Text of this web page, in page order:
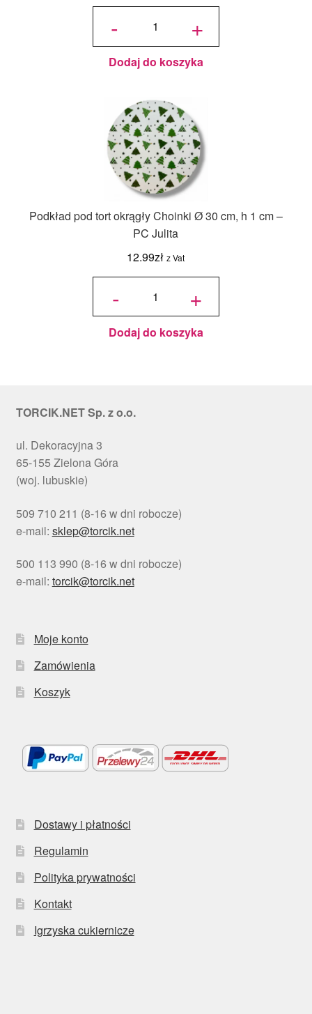
-
ilość Karton
36x36x45/30
cm Biały - 1
szt. +
Dodaj do koszyka
Podkład pod tort okrągły Choinki Ø 30 cm, h 1 cm –
PC Julita
12.99zł z Vat
-
ilość
okrągły
Choinki
Ø 30
cm, h 1
cm - PC
+
Dodaj do koszyka
TORCIK.NET Sp. z o.o.
ul. Dekoracyjna 3
65-155 Zielona Góra
(woj. lubuskie)
509 710 211 (8-16 w dni robocze)
e-mail: sklep@torcik.net
500 113 990 (8-16 w dni robocze)
e-mail: torcik@torcik.net
Moje konto
Zamówienia
Koszyk
Dostawy i płatności
Regulamin
Polityka prywatności
Kontakt
Igrzyska cukiernicze